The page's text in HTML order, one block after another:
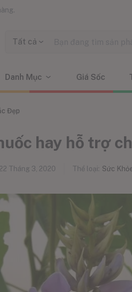
Tất cả
Danh Mục Giá Sốc
Đẹp
hay hỗ trợ
22 Tháng 3, 2020 Thể loại: Sức